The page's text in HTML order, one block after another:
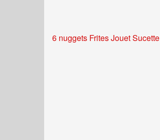
6 nuggets Frites Jouet Sucette